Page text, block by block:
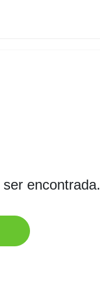
encontrada.